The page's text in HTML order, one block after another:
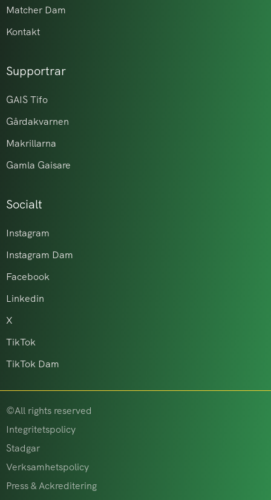
Matcher Dam
Kontakt
Supportrar
GAIS Tifo
Gårdakvarnen
Makrillarna
Gamla Gaisare
Socialt
Instagram
Instagram Dam
Facebook
Linkedin
X
TikTok
TikTok Dam
©All rights reserved
Integritetspolicy
Stadgar
Verksamhetspolicy
Press & Ackreditering